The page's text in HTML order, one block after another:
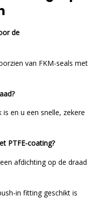
de
van FKM-seals met
en u een snelle, zekere
PTFE-coating?
afdichting op de draad
in fitting geschikt is